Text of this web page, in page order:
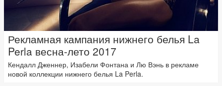
Рекламная кампания нижнего белья La
Perla весна-лето 2017
Кендалл Дженнер, Изабели Фонтана и Лю Вэнь в рекламе
новой коллекции нижнего белья La Perla.